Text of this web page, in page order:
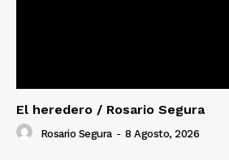
El heredero / Rosario Segura
Rosario Segura - 8 Agosto, 2026